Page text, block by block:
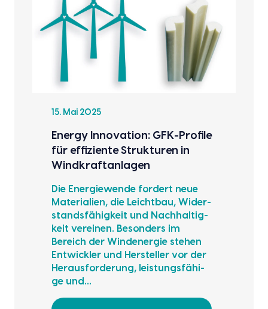
15. Mai 2025
Ener­gy Inno­va­ti­on: GFK-Pro­fi­le
für effi­zi­en­te Struk­tu­ren in
Wind­kraft­an­la­gen
Die Ener­gie­wen­de for­dert neue
Mate­ria­li­en, die Leicht­bau, Wider­
stands­fä­hig­keit und Nach­hal­tig­
keit ver­ei­nen. Beson­ders im
Bereich der Wind­ener­gie ste­hen
Ent­wick­ler und Her­stel­ler vor der
Her­aus­for­de­rung, leis­tungs­fä­hi­
ge und…